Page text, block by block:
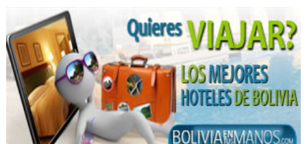
Eventos
Restaurantes
Restaurantes: Comida Criolla
Servicio de Catering
Cirujanos plásticos
Bioplastía de glúteos